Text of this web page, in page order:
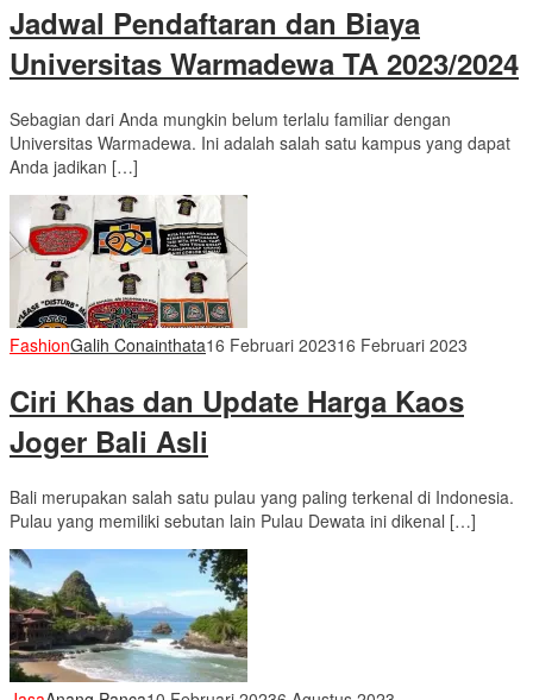
Jadwal Pendaftaran dan Biaya
Universitas Warmadewa TA 2023/2024
Sebagian dari Anda mungkin belum terlalu familiar dengan
Universitas Warmadewa. Ini adalah salah satu kampus yang dapat
Anda jadikan […]
FashionGalih Conainthata16 Februari 202316 Februari 2023
Ciri Khas dan Update Harga Kaos
Joger Bali Asli
Bali merupakan salah satu pulau yang paling terkenal di Indonesia.
Pulau yang memiliki sebutan lain Pulau Dewata ini dikenal […]